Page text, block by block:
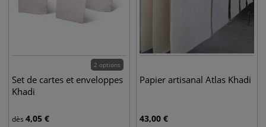
2 options
Set de cartes et enveloppes
Khadi
dès 4,05 €
Papier artisanal Atlas Khadi
43,00 €